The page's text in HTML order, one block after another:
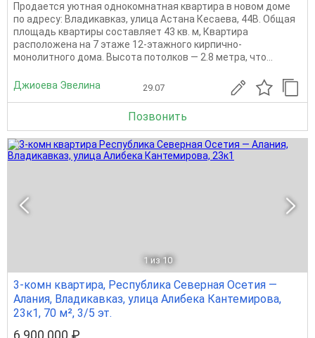
Продается уютная однокомнатная квартира в новом доме
по адресу: Владикавказ, улица Астана Кесаева, 44В. Общая
площадь квартиры составляет 43 кв. м, Квартира
расположена на 7 этаже 12-этажного кирпично-
монолитного дома. Высота потолков — 2.8 метра, что...
Джиоева Эвелина 29.07
Позвонить
1 из 10
3-комн квартира, Республика Северная Осетия —
Алания, Владикавказ, улица Алибека Кантемирова,
23к1, 70 м², 3/5 эт.
6 900 000 ₽